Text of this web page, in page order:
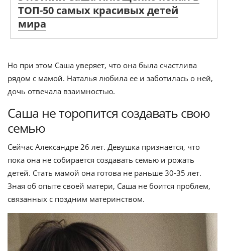
ТОП-50 самых красивых детей
мира
Но при этом Саша уверяет, что она была счастлива
рядом с мамой. Наталья любила ее и заботилась о ней,
дочь отвечала взаимностью.
Саша не торопится создавать свою
семью
Сейчас Александре 26 лет. Девушка признается, что
пока она не собирается создавать семью и рожать
детей. Стать мамой она готова не раньше 30-35 лет.
Зная об опыте своей матери, Саша не боится проблем,
связанных с поздним материнством.